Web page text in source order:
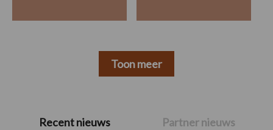
PrimaireRecent nieuws Partner nieuws
Toon meer